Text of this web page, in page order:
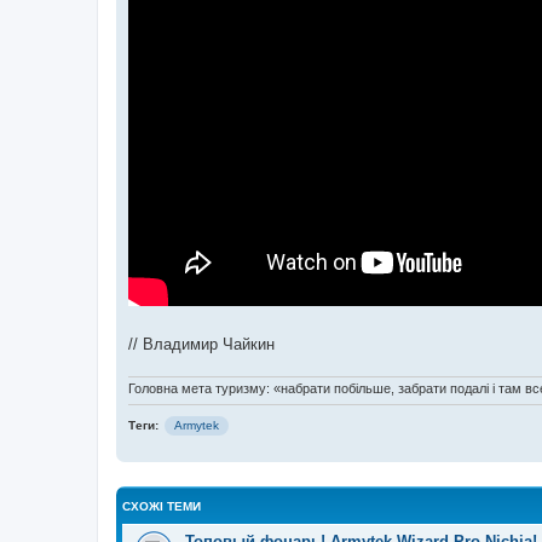
// Владимир Чайкин
Головна мета туризму: «набрати побільше, забрати подалі і там
Теги: Armytek
СХОЖІ ТЕМИ